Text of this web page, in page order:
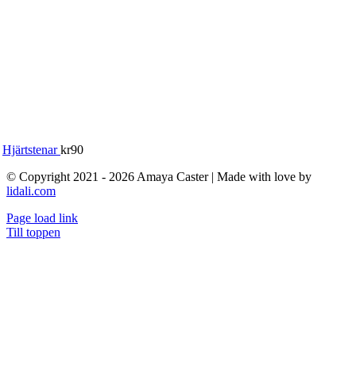
Hjärtstenar kr90
© Copyright 2021 - 2026 Amaya Caster | Made with love by
lidali.com
Page load link
Till toppen